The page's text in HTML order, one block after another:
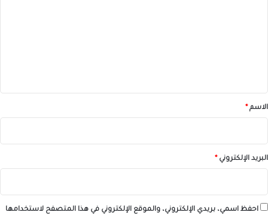
*الاسم *
البريد الإلكتروني *
احفظ اسمي، بريدي الإلكتروني، والموقع الإلكتروني في هذا المتصفح لاستخدامها